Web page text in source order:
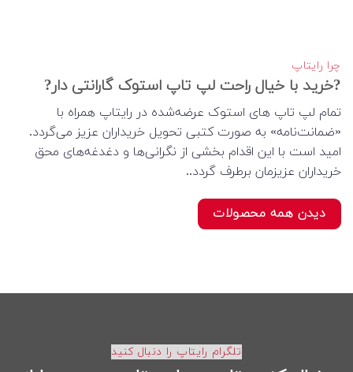
چرا رایتاپ
?خرید با خیال راحت لپ تاپ استوک گارانتی دار?
تمام لپ تاپ های استوک عرضه‌شده در رایتاپ همراه با
«ضمانت‌نامه» به صورت کتبی تحویل خریداران عزیز می‌گردد.
امید است با این اقدام بخشی از نگرانی‌ها و دغدغه‌های محق
خریداران عزیزمان برطرف گردد..
دیدن همه محصولات
تلگرام رایتاپ را دنبال کنید